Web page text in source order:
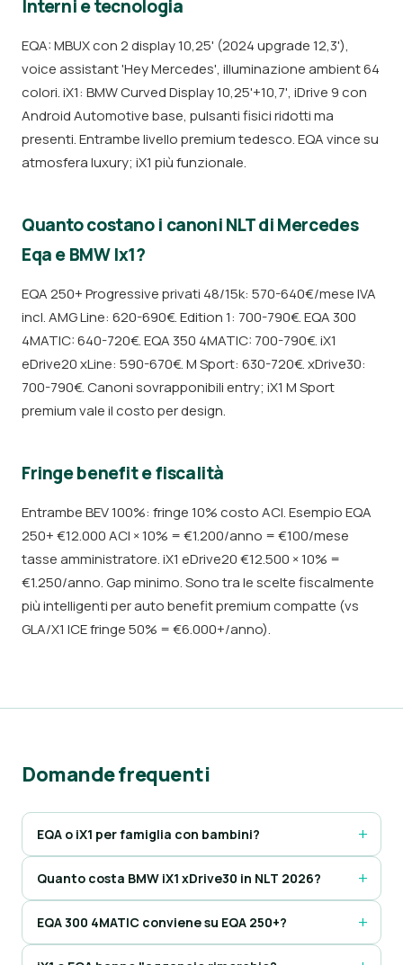
Interni e tecnologia
EQA: MBUX con 2 display 10,25' (2024 upgrade 12,3'),
voice assistant 'Hey Mercedes', illuminazione ambient 64
colori. iX1: BMW Curved Display 10,25'+10,7', iDrive 9 con
Android Automotive base, pulsanti fisici ridotti ma
presenti. Entrambe livello premium tedesco. EQA vince su
atmosfera luxury; iX1 più funzionale.
Quanto costano i canoni NLT di Mercedes
Eqa e BMW Ix1?
EQA 250+ Progressive privati 48/15k: 570-640€/mese IVA
incl. AMG Line: 620-690€. Edition 1: 700-790€. EQA 300
4MATIC: 640-720€. EQA 350 4MATIC: 700-790€. iX1
eDrive20 xLine: 590-670€. M Sport: 630-720€. xDrive30:
700-790€. Canoni sovrapponibili entry; iX1 M Sport
premium vale il costo per design.
Fringe benefit e fiscalità
Entrambe BEV 100%: fringe 10% costo ACI. Esempio EQA
250+ €12.000 ACI × 10% = €1.200/anno = €100/mese
tasse amministratore. iX1 eDrive20 €12.500 × 10% =
€1.250/anno. Gap minimo. Sono tra le scelte fiscalmente
più intelligenti per auto benefit premium compatte (vs
GLA/X1 ICE fringe 50% = €6.000+/anno).
Domande frequenti
EQA o iX1 per famiglia con bambini?
Quanto costa BMW iX1 xDrive30 in NLT 2026?
EQA 300 4MATIC conviene su EQA 250+?